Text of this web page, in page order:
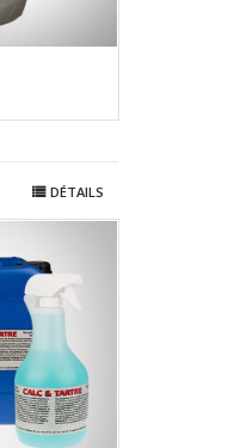
DÉTAILS